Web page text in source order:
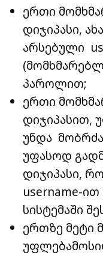
ერთი
დიჯიპასი,
არსებული
პაროლით;
ერთი
დიჯიპასით,
უნდა
უფასოდ
დიჯიპასი,
username-
სისტემაში
ერთზე მეტი